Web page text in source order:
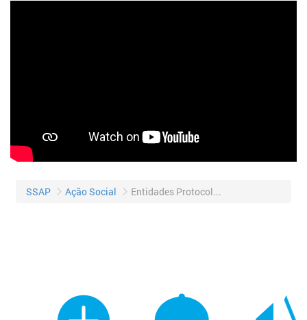
SSAP Ação Social Entidades Protocoladas